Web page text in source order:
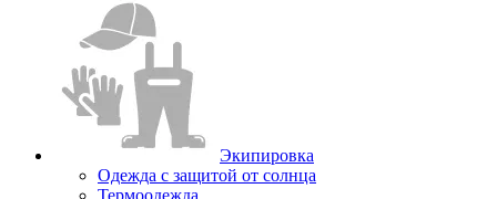
Экипировка
Одежда с защитой от солнца
Термоодежда